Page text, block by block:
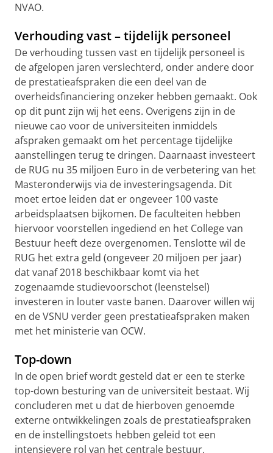
NVAO.
Verhouding vast – tijdelijk personeel
De verhouding tussen vast en tijdelijk personeel is
de afgelopen jaren verslechterd, onder andere door
de prestatieafspraken die een deel van de
overheidsfinanciering onzeker hebben gemaakt. Ook
op dit punt zijn wij het eens. Overigens zijn in de
nieuwe cao voor de universiteiten inmiddels
afspraken gemaakt om het percentage tijdelijke
aanstellingen terug te dringen. Daarnaast investeert
de RUG nu 35 miljoen Euro in de verbetering van het
Masteronderwijs via de investeringsagenda. Dit
moet ertoe leiden dat er ongeveer 100 vaste
arbeidsplaatsen bijkomen. De faculteiten hebben
hiervoor voorstellen ingediend en het College van
Bestuur heeft deze overgenomen. Tenslotte wil de
RUG het extra geld (ongeveer 20 miljoen per jaar)
dat vanaf 2018 beschikbaar komt via het
zogenaamde studievoorschot (leenstelsel)
investeren in louter vaste banen. Daarover willen wij
en de VSNU verder geen prestatieafspraken maken
met het ministerie van OCW.
Top-down
In de open brief wordt gesteld dat er een te sterke
top-down besturing van de universiteit bestaat. Wij
concluderen met u dat de hierboven genoemde
externe ontwikkelingen zoals de prestatieafspraken
en de instellingstoets hebben geleid tot een
intensievere rol van het centrale bestuur.